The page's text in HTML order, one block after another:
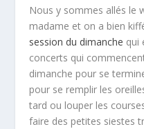
Nous y sommes allés le
madame et on a bien
session du dimanche qui
concerts qui
dimanche pour se
pour se remplir les
tard ou louper les
faire des petites siestes